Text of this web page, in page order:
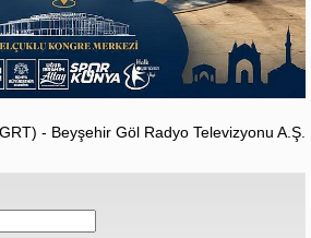
- Beyşehir Göl Radyo Televizyonu A.Ş.